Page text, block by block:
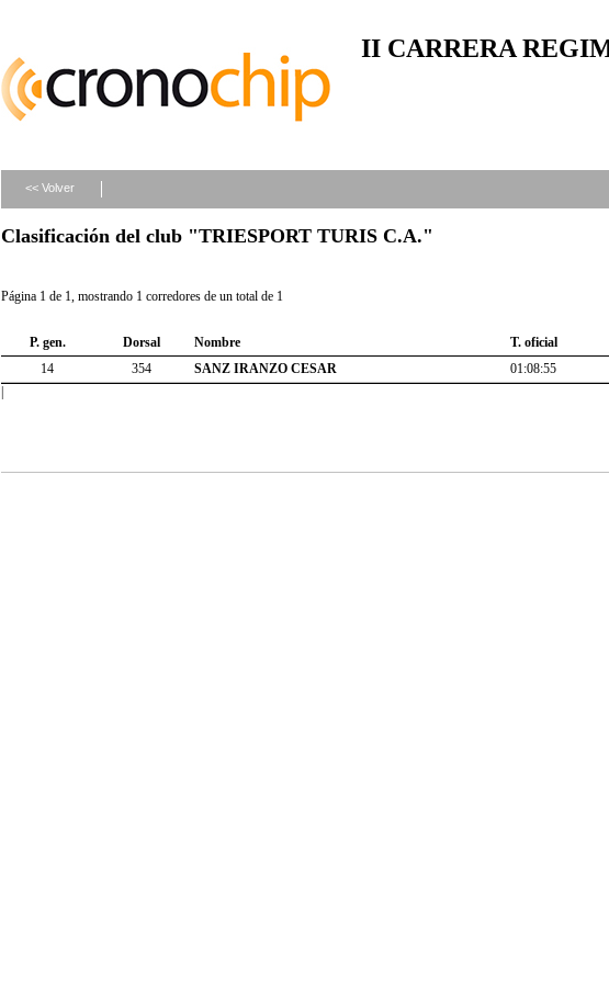
II CARRERA
<< Volver
Clasificación del club "TRIESPORT TURIS C.A."
Página 1 de 1, mostrando 1 corredores de un total de 1
P. gen. Dorsal Nombre T. oficial
14
354 SANZ IRANZO CESAR 01:08:55
|